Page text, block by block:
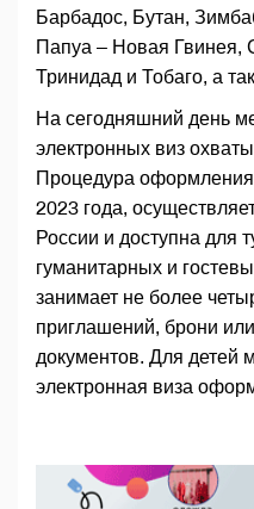
Барбадос, Бутан,
Папуа – Новая Гвинея,
Тринидад и Тобаго, а
На сегодняшний день
электронных виз
Процедура
2023 года,
России и доступна для
гуманитарных и
занимает не более
приглашений, брони
документов. Для детей
электронная виза